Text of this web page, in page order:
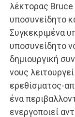
λέκτορας
υποσυνείδητο
Συγκεκριμένα
υποσυνείδητο
δημιουργική
νους
ερεθίσματος-
ένα
ενεργοποιεί